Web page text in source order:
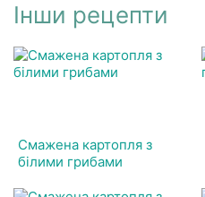
Інши рецепти
Смажена картопля з
білими грибами